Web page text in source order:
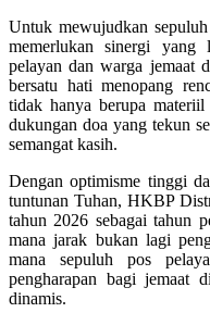
Untuk mewujudkan
memerlukan sinergi
pelayan dan warga
bersatu hati menopang
tidak hanya berupa
dukungan doa yang tekun
semangat kasih.
Dengan optimisme tinggi
tuntunan Tuhan, HKBP
tahun 2026 sebagai tahun
mana jarak bukan lagi
mana sepuluh pos
pengharapan bagi jemaat
dinamis.